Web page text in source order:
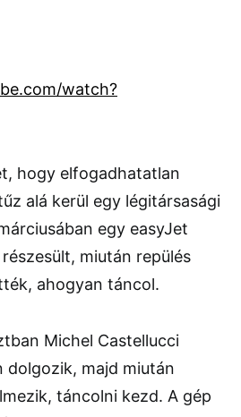
watch?
hogy elfogadhatatlan
alá kerül egy légitársasági
egy easyJet
miután repülés
ahogyan táncol.
Michel Castellucci
dolgozik, majd miután
táncolni kezd. A gép